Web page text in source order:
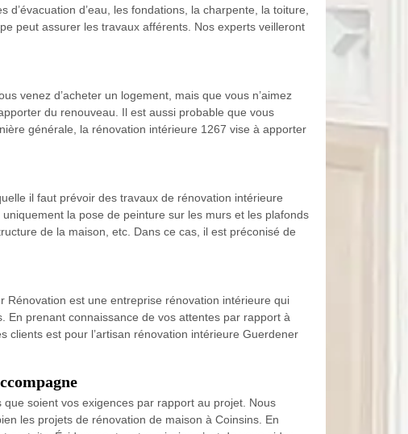
d’eau, les fondations, la charpente, la toiture,
peut assurer les travaux afférents. Nos experts veilleront
venez d’acheter un logement, mais que vous n’aimez
du renouveau. Il est aussi probable que vous
générale, la rénovation intérieure 1267 vise à apporter
il faut prévoir des travaux de rénovation intérieure
la pose de peinture sur les murs et les plafonds
de la maison, etc. Dans ce cas, il est préconisé de
Rénovation est une entreprise rénovation intérieure qui
En prenant connaissance de vos attentes par rapport à
est pour l’artisan rénovation intérieure Guerdener
soient vos exigences par rapport au projet. Nous
les projets de rénovation de maison à Coinsins. En